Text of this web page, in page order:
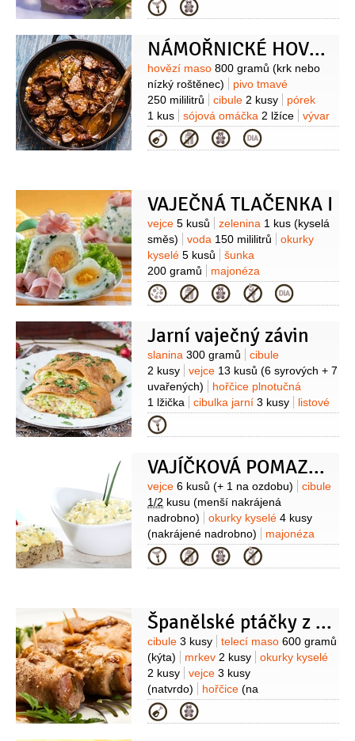
(čirá)
olej sezamový1 lžička
Kategorie
NÁMOŘNICKÉ HOVĚZÍ (SJÖMANSBIFF)
Suroviny
hovězí maso 800 gramů (krk nebo
nízký roštěnec)
pivo tmavé
250 mililitrů
cibule 2 kusy
pórek
1 kus
sójová omáčka 2 lžíce
vývar
hovězí100 mililitrů
hřebíček
3 kusy
bobkový list
Kategorie
VAJEČNÁ TLAČENKA I
Suroviny
vejce 5 kusů zelenina 1 kus (kyselá
směs)
voda 150 mililitrů
okurky
kyselé 5 kusů
šunka
200 gramů
majonéza
250 gramů
želatina1 kus (na
vaječnou tlačenku)
sůl pepř
Kategorie
Jarní vaječný závin
Suroviny
slanina 300 gramů
cibule
2 kusy
vejce 13 kusů (6 syrových + 7
uvařených)
hořčice plnotučná
1 lžička
cibulka jarní 3 kusy
listové
těsto
3 kusy
sůl pepř
Kategorie
VAJÍČKOVÁ POMAZÁNKA I
Suroviny
vejce 6 kusů (+ 1 na ozdobu)
cibule
1/2 kusu (menší nakrájená
nadrobno)
okurky kyselé 4 kusy
(nakrájené nadrobno)
majonéza
200 gramů
(Hellmann’s
Originál)
hořčice1 lžička
Kategorie
Španělské ptáčky z Klokočné
Suroviny
cibule 3 kusy telecí maso 600 gramů
(kýta)
mrkev 2 kusy
okurky kyselé
2 kusy
vejce 3 kusy
(natvrdo)
hořčice (na
potření)
šunka
100 gramů (klasický špek)
olej
Kategorie